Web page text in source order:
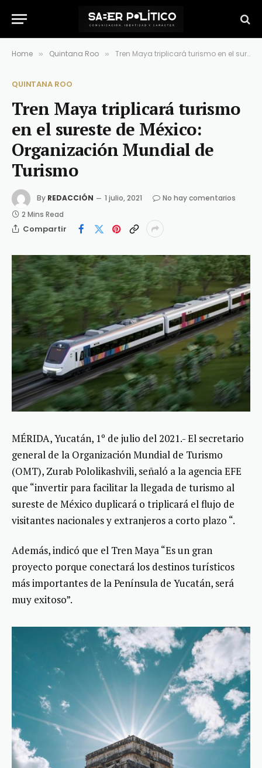
Home » Quintana Roo » Tren Maya triplicará turismo en el sureste de México: Organización Mundial de Turismo
QUINTANA ROO
Tren Maya triplicará turismo
en el sureste de México:
Organización Mundial de
Turismo
By REDACCIÓN 1 julio, 2021
No hay comentarios
2 Mins Read
Compartir
MÉRIDA, Yucatán, 1º de julio del 2021.- El secretario
general de la Organización Mundial de Turismo
(OMT), Zurab Pololikashvili, señaló a la agencia EFE
que “invertir para facilitar la llegada de turismo al
sureste de México duplicará o triplicará el flujo de
visitantes nacionales y extranjeros a corto plazo “.
Además, indicó que el Tren Maya “Es un gran
proyecto porque conectará los destinos turísticos
más importantes de la Península de Yucatán, será
muy exitoso”.